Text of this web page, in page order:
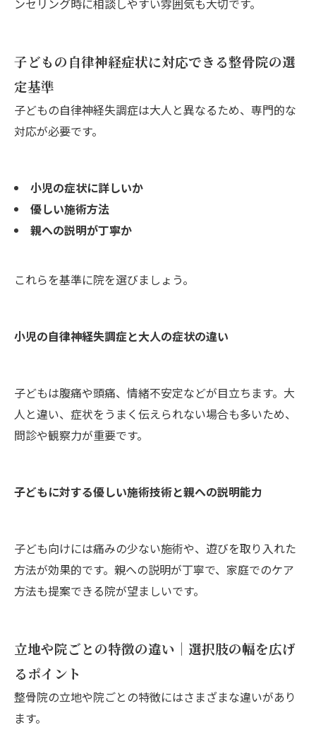
ンセリング時に相談しやすい雰囲気も大切です。
子どもの自律神経症状に対応できる整骨院の選
定基準
子どもの自律神経失調症は大人と異なるため、専門的な
対応が必要です。
小児の症状に詳しいか
優しい施術方法
親への説明が丁寧か
これらを基準に院を選びましょう。
小児の自律神経失調症と大人の症状の違い
子どもは腹痛や頭痛、情緒不安定などが目立ちます。大
人と違い、症状をうまく伝えられない場合も多いため、
問診や観察力が重要です。
子どもに対する優しい施術技術と親への説明能力
子ども向けには痛みの少ない施術や、遊びを取り入れた
方法が効果的です。親への説明が丁寧で、家庭でのケア
方法も提案できる院が望ましいです。
立地や院ごとの特徴の違い｜選択肢の幅を広げ
るポイント
整骨院の立地や院ごとの特徴にはさまざまな違いがあり
ます。